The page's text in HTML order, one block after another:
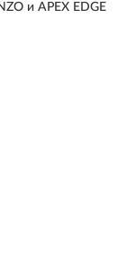
и APEX EDGE